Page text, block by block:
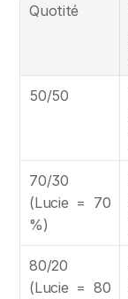
Quotité
50/50
70/30
(Lucie = 70
%)
80/20
(Lucie = 80